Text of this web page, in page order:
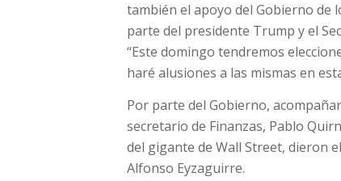
también el apoyo del Gobierno de
parte del presidente Trump y el
“Este domingo tendremos
haré alusiones a las mismas en
Por parte del Gobierno,
secretario de Finanzas, Pablo
del gigante de Wall Street, dieron
Alfonso Eyzaguirre.